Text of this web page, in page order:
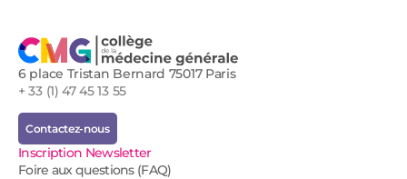
6 place Tristan Bernard 75017 Paris
+ 33 (1) 47 45 13 55
Contactez-nous
Inscription Newsletter
Foire aux questions (FAQ)